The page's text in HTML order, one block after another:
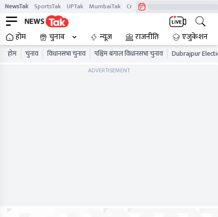
NewsTak SportsTak UPTak MumbaiTak CrimeTak
होम चुनाव न्यूज़ राजनीति एजुकेशन
होम चुनाव विधानसभा चुनाव पश्चिम बंगाल विधानसभा चुनाव Dubrajpur
ADVERTISEMENT